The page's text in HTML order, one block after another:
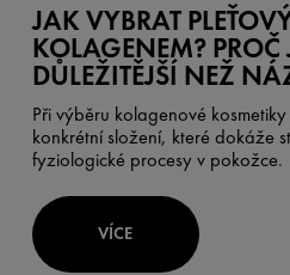
JAK VYBRAT
KOLAGENEM? PROČ
DŮLEŽITĚJŠÍ NEŽ
Při výběru kolagenové
konkrétní složení, které dokáže
fyziologické procesy v pokožce.
VÍCE